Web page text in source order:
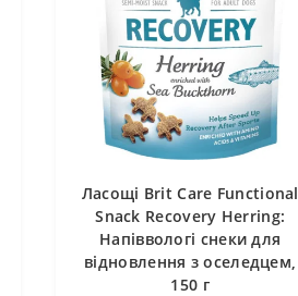
Ласощі Brit Care Functional
Snack Recovery Herring:
Напіввологі снеки для
відновлення з оселедцем,
150 г